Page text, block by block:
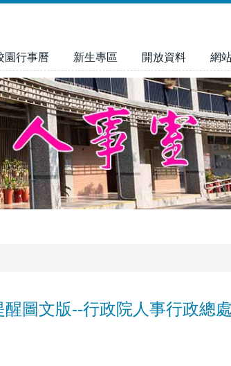
園行事曆 新生專區 開放資料 網
圖文版--行政院人事行政總